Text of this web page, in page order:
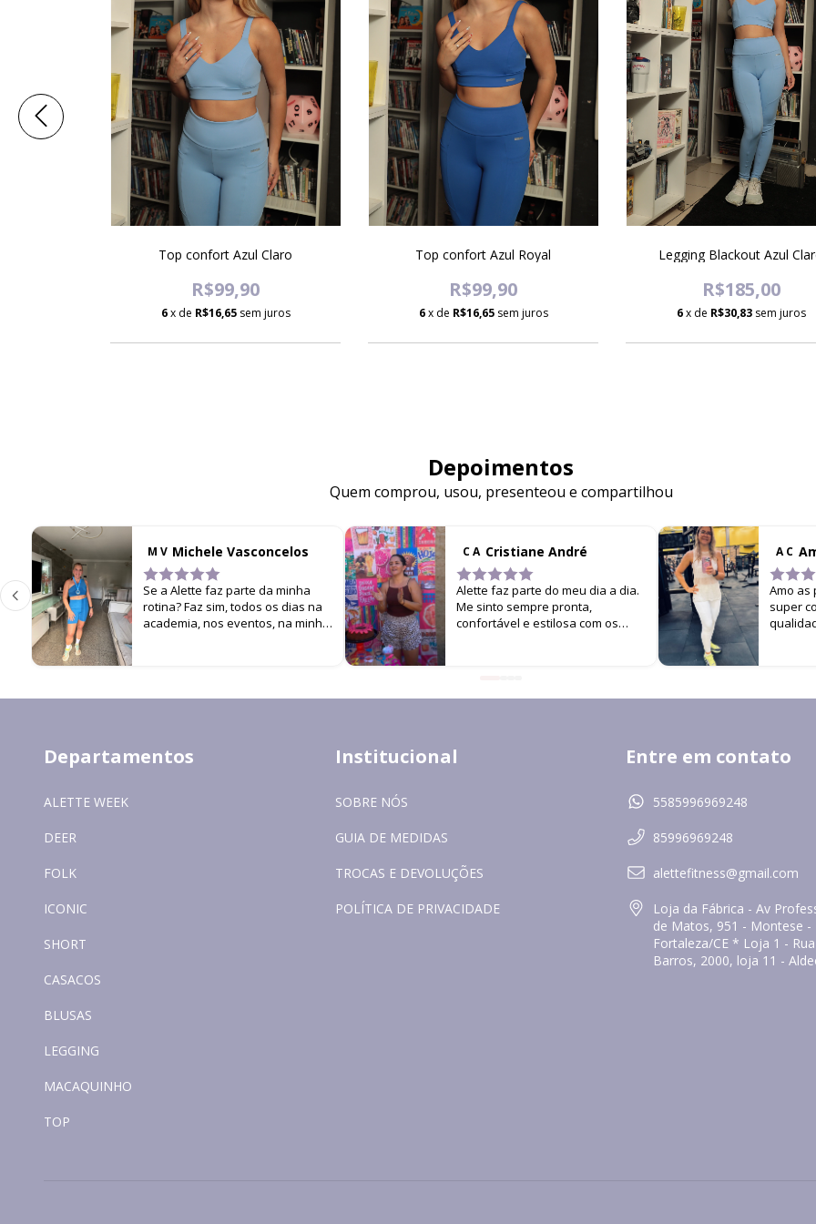
Top confort Azul Claro
R$99,90
6 x de R$16,65 sem juros
Top confort Azul Royal
R$99,90
6 x de R$16,65 sem juros
Legging Blackout Azul
R$185,00
6 x de R$30,83 sem juros
Depoimentos
Quem comprou, usou, presenteou e compartilhou
M V Michele Vasconcelos
Se a Alette faz parte da minha
rotina? Faz sim, todos os dias na
academia, nos eventos, na minha
C A Cristiane André
Alette faz parte do meu dia a dia.
Me sinto sempre pronta,
confortável e estilosa com os
A C
Amo as
super
Departamentos
ALETTE WEEK
DEER
FOLK
ICONIC
SHORT
CASACOS
BLUSAS
LEGGING
MACAQUINHO
TOP
Institucional
SOBRE NÓS
GUIA DE MEDIDAS
TROCAS E DEVOLUÇÕES
POLÍTICA DE PRIVACIDADE
Entre em contato
5585996969248
85996969248
alettefitness@gmail.com
Loja da Fábrica - Av
de Matos, 951 - Montese -
Fortaleza/CE * Loja 1 -
Barros, 2000, loja 11 -